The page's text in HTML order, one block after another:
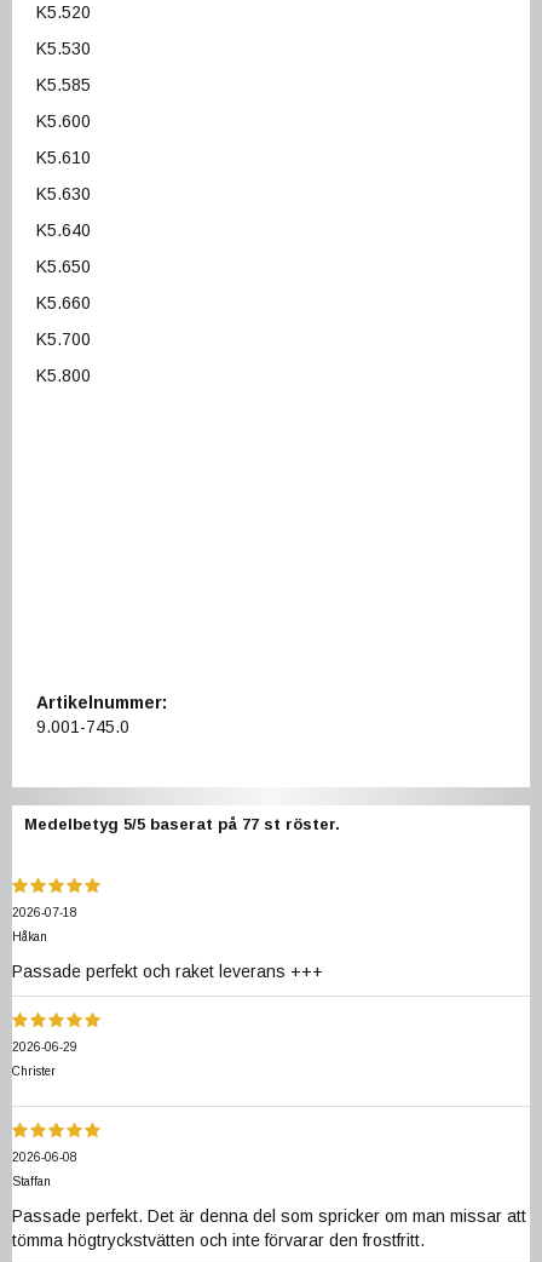
K5.520
K5.530
K5.585
K5.600
K5.610
K5.630
K5.640
K5.650
K5.660
K5.700
K5.800
Artikelnummer:
9.001-745.0
Medelbetyg 5/5 baserat på 77 st röster.
2026-07-18
Håkan
Passade perfekt och raket leverans +++
2026-06-29
Christer
2026-06-08
Staffan
Passade perfekt. Det är denna del som spricker om man missar att
tömma högtryckstvätten och inte förvarar den frostfritt.